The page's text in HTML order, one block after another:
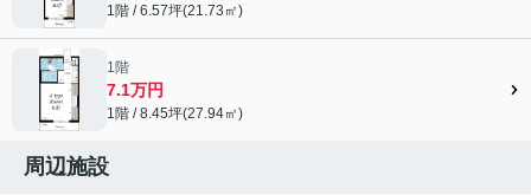
1階 / 6.57坪(21.73㎡)
1階
7.1万円
1階 / 8.45坪(27.94㎡)
周辺施設